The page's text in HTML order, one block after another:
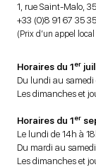
1, rue Saint-Malo,
+33 (0)8 91 67 35 35
(Prix d’un appel
Horaires du 1er
Du lundi au samedi
Les dimanches et
Horaires du 1er
Le lundi de 14h à
Du mardi au samedi
Les dimanches et